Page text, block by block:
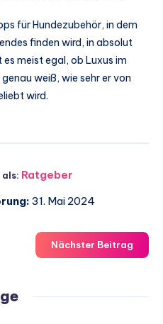
für Hundezubehör, in dem
finden wird, in absolut
es meist egal, ob Luxus im
weiß, wie sehr er von
wird.
Ratgeber
31. Mai 2024
Nächster Beitrag